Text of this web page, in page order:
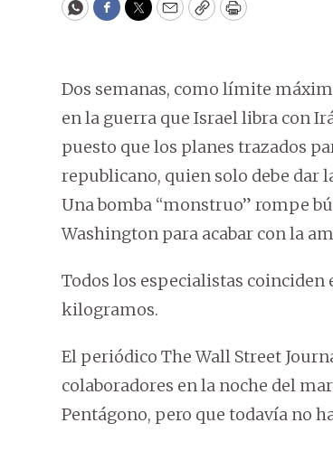
WhatsApp
Facebook
Twitter
EmailCopyPrint
Dos semanas, como límite
en la guerra que Israel libra con
puesto que los planes trazados
republicano, quien solo debe dar
Una bomba “monstruo” rompe
Washington para acabar con la
Todos los especialistas coinciden
kilogramos.
El periódico The Wall Street
colaboradores en la noche del
Pentágono, pero que todavía no